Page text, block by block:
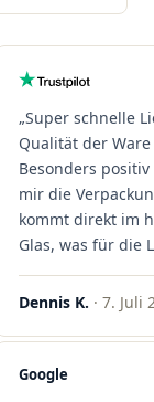
„Super schnelle
Qualität der
Besonders
mir die
kommt direkt im
Glas, was für die
ist. Ich bestelle
wieder!"
Dennis K. · 7. Juli
Google